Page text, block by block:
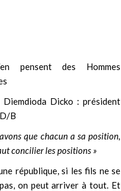
pensent des Hommes
Diemdioda Dicko : président
B
que chacun a sa position,
concilier les positions »
république, si les fils ne se
on peut arriver à tout. Et